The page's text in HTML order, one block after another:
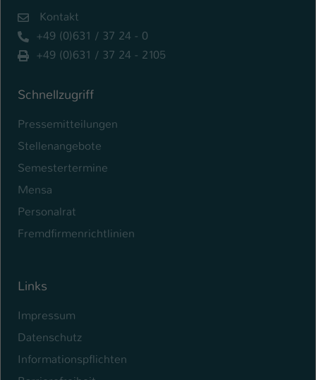
Kontakt
+49 (0)631 / 37 24 - 0
+49 (0)631 / 37 24 - 2105
Schnellzugriff
Pressemitteilungen
Stellenangebote
Semestertermine
Mensa
Personalrat
Fremdfirmenrichtlinien
Links
Impressum
Datenschutz
Informationspflichten